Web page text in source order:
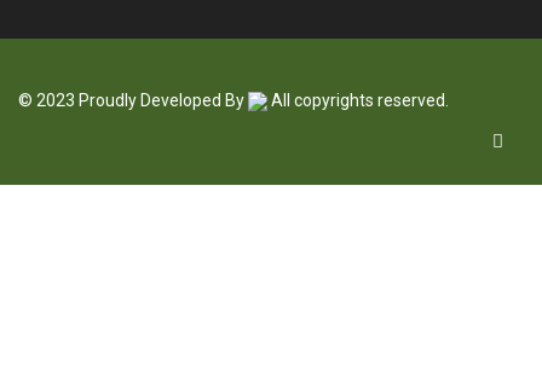
© 2023 Proudly Developed By All copyrights reserved.